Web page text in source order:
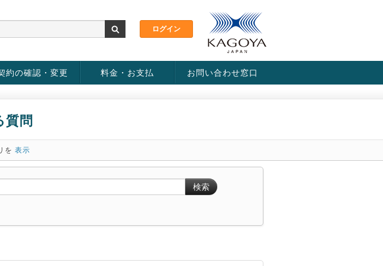
約の確認・変更 料金・お支払 お問い合わせ窓口
質問
を 表示
検索